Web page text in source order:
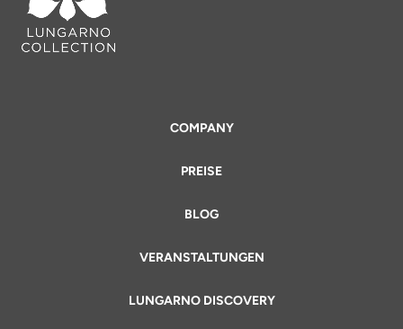
COMPANY
PREISE
BLOG
VERANSTALTUNGEN
LUNGARNO DISCOVERY